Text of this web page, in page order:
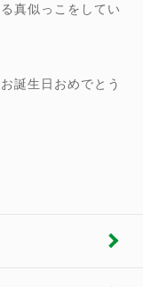
真似っこをしてい
誕生日おめでとう